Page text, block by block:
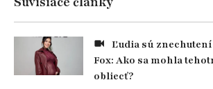
Fox: Ako sa mohla
obliecť?